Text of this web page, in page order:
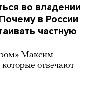
во владении
в России
частную
Максим
которые отвечают